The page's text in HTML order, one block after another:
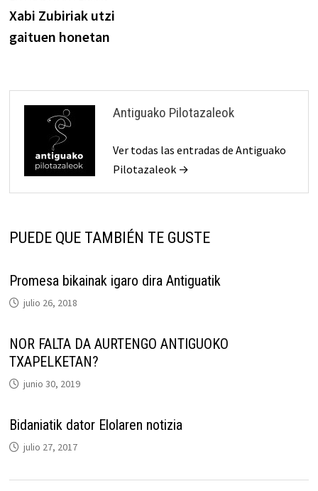
de
entradas
anterior:
Xabi Zubiriak utzi
gaituen honetan
Antiguako Pilotazaleok
Ver todas las entradas de Antiguako
Pilotazaleok →
PUEDE QUE TAMBIÉN TE GUSTE
Promesa bikainak igaro dira Antiguatik
julio 26, 2018
NOR FALTA DA AURTENGO ANTIGUOKO
TXAPELKETAN?
junio 30, 2019
Bidaniatik dator Elolaren notizia
julio 27, 2017